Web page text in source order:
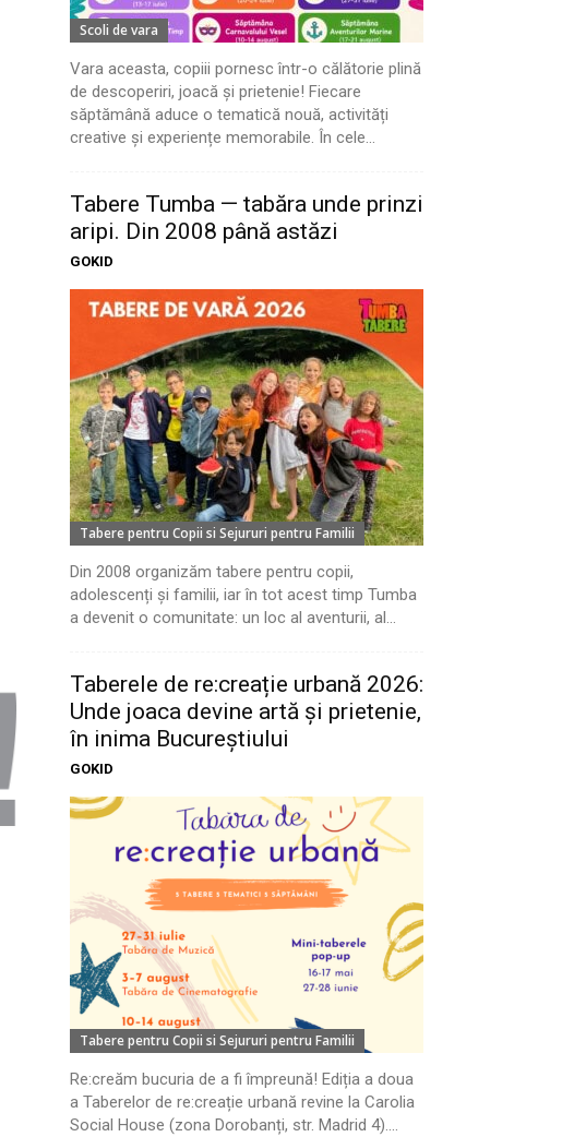
Scoli de vara
Vara aceasta, copiii pornesc într-o călătorie plină
de descoperiri, joacă și prietenie! Fiecare
săptămână aduce o tematică nouă, activități
creative și experiențe memorabile. În cele...
Tabere Tumba — tabăra unde prinzi
aripi. Din 2008 până astăzi
GOKID
Tabere pentru Copii si Sejururi pentru Familii
Din 2008 organizăm tabere pentru copii,
adolescenți și familii, iar în tot acest timp Tumba
a devenit o comunitate: un loc al aventurii, al...
Taberele de re:creație urbană 2026:
Unde joaca devine artă și prietenie,
în inima Bucureștiului
GOKID
Tabere pentru Copii si Sejururi pentru Familii
Re:creăm bucuria de a fi împreună! Ediția a doua
a Taberelor de re:creație urbană revine la Carolia
Social House (zona Dorobanți, str. Madrid 4)....